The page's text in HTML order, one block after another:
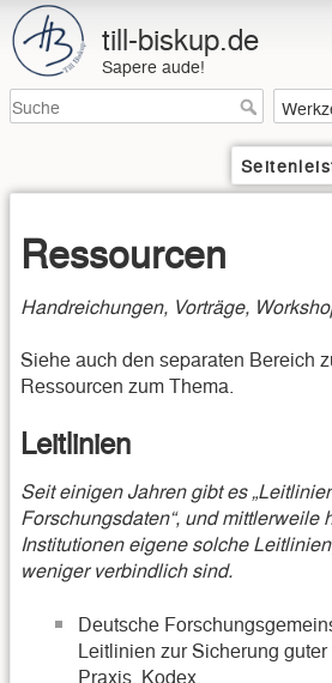
till-biskup.de
Sapere aude!
Ressourcen
Handreichungen, Vorträge,
Siehe auch den separaten Bereich
Ressourcen zum Thema.
Leitlinien
Seit einigen Jahren gibt es
Forschungsdaten“, und mittlerweile
Institutionen eigene solche
weniger verbindlich sind.
Deutsche
Leitlinien zur Sicherung
Praxis. Kodex.